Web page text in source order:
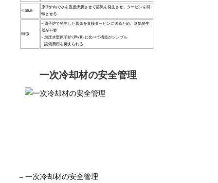
仕組み
原子炉内で水を直接沸騰させて蒸気を発生させ、タービンを回
転させる
特徴
– 原子炉で発生した蒸気を直接タービンに送るため、蒸気発生
器が不要
– 加圧水型原子炉 (PWR) に比べて構造がシンプル
– 設備費用を抑えられる
一次冷却材の安全管理
– 一次冷却材の安全管理